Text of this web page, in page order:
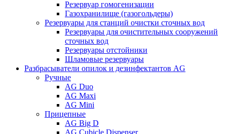
Резервуар гомогенизации
Газохранилище (газогольдеры)
Резервуары для станций очистки сточных вод
Резервуары для очистительных сооружений
сточных вод
Резервуары отстойники
Шламовые резервуары
Разбрасыватели опилок и дезинфектантов AG
Ручные
AG Duo
AG Maxi
AG Mini
Прицепные
AG Big D
AG Сubicle Dispenser